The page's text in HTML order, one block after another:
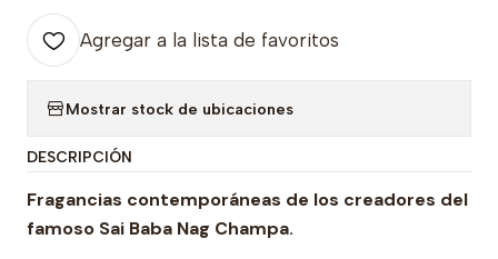
Agregar a la lista de favoritos
Mostrar stock de ubicaciones
DESCRIPCIÓN
Fragancias contemporáneas de los creadores del
famoso Sai Baba Nag Champa.